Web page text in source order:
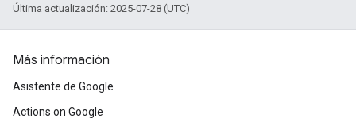
Última actualización: 2025-07-28 (UTC)
Más información
Asistente de Google
Actions on Google